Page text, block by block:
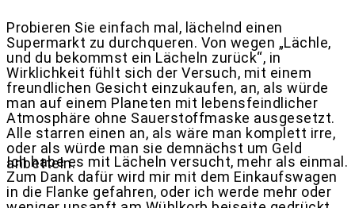
Probieren Sie einfach mal, lächelnd einen
Supermarkt zu durchqueren. Von wegen „Lächle,
und du bekommst ein Lächeln zurück“, in
Wirklichkeit fühlt sich der Versuch, mit einem
freundlichen Gesicht einzukaufen, an, als würde
man auf einem Planeten mit lebensfeindlicher
Atmosphäre ohne Sauerstoffmaske ausgesetzt.
Alle starren einen an, als wäre man komplett irre,
oder als würde man sie demnächst um Geld
anbetteln.
Ich habe es mit Lächeln versucht, mehr als einmal.
Zum Dank dafür wird mir mit dem Einkaufswagen
in die Flanke gefahren, oder ich werde mehr oder